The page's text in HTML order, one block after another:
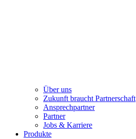
Über uns
Zukunft braucht Partnerschaft
Ansprechpartner
Partner
Jobs & Karriere
Produkte